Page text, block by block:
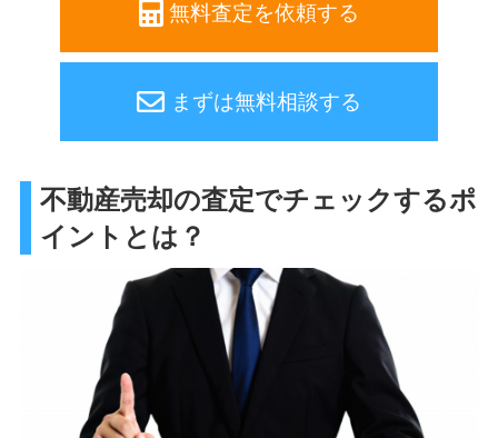
無料査定を依頼する
まずは無料相談する
不動産売却の査定でチェックするポ
イントとは？